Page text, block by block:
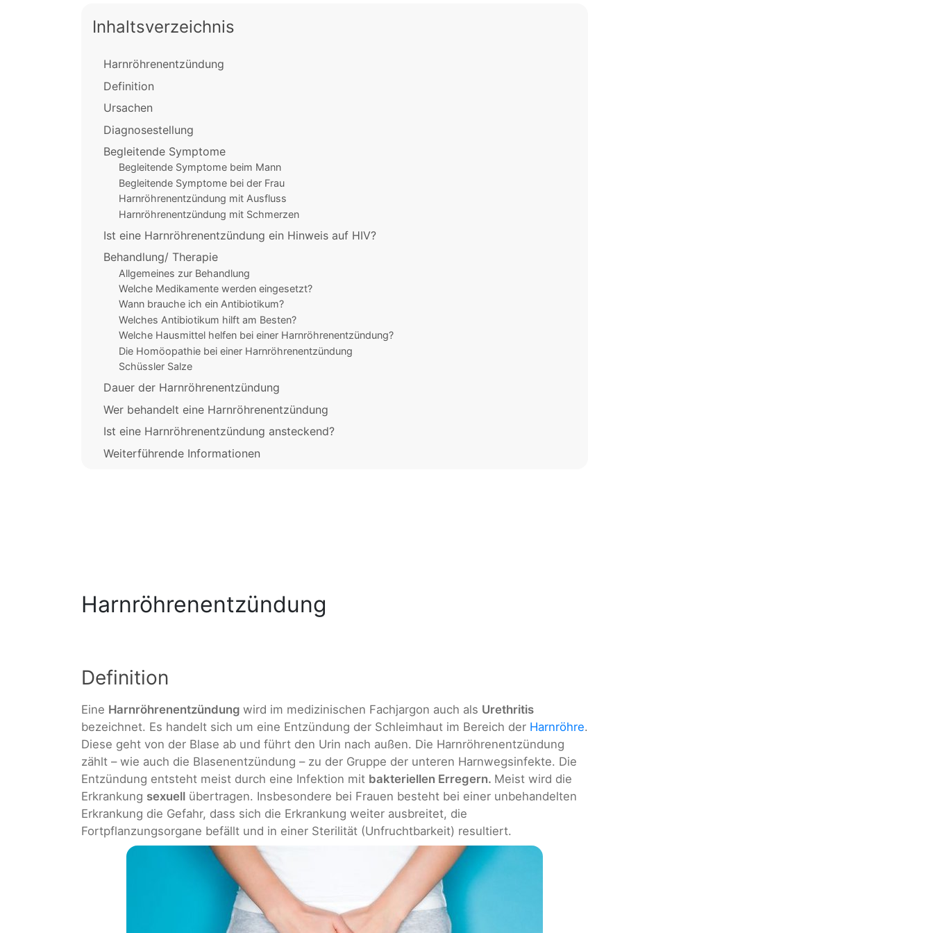
Inhaltsverzeichnis
Harnröhrenentzündung
Definition
Ursachen
Diagnosestellung
Begleitende Symptome
Begleitende Symptome beim Mann
Begleitende Symptome bei der Frau
Harnröhrenentzündung mit Ausfluss
Harnröhrenentzündung mit Schmerzen
Ist eine Harnröhrenentzündung ein Hinweis auf HIV?
Behandlung/ Therapie
Allgemeines zur Behandlung
Welche Medikamente werden eingesetzt?
Wann brauche ich ein Antibiotikum?
Welches Antibiotikum hilft am Besten?
Welche Hausmittel helfen bei einer Harnröhrenentzündung?
Die Homöopathie bei einer Harnröhrenentzündung
Schüssler Salze
Dauer der Harnröhrenentzündung
Wer behandelt eine Harnröhrenentzündung
Ist eine Harnröhrenentzündung ansteckend?
Weiterführende Informationen
Harnröhrenentzündung
Definition
Eine Harnröhrenentzündung wird im medizinischen Fachjargon auch als Urethritis
bezeichnet. Es handelt sich um eine Entzündung der Schleimhaut im Bereich der Harnröhre.
Diese geht von der Blase ab und führt den Urin nach außen. Die Harnröhrenentzündung
zählt – wie auch die Blasenentzündung – zu der Gruppe der unteren Harnwegsinfekte. Die
Entzündung entsteht meist durch eine Infektion mit bakteriellen Erregern. Meist wird die
Erkrankung sexuell übertragen. Insbesondere bei Frauen besteht bei einer unbehandelten
Erkrankung die Gefahr, dass sich die Erkrankung weiter ausbreitet, die
Fortpflanzungsorgane befällt und in einer Sterilität (Unfruchtbarkeit) resultiert.